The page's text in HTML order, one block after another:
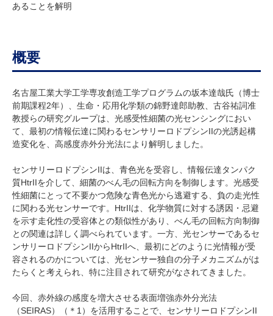
あることを解明
概要
名古屋工業大学工学専攻創造工学プログラムの坂本達哉氏（博士
前期課程2年）、生命・応用化学類の錦野達郎助教、古谷祐詞准
教授らの研究グループは、光感受性細菌の光センシングにおい
て、最初の情報伝達に関わるセンサリーロドプシンIIの光誘起構
造変化を、高感度赤外分光法により解明しました。
センサリーロドプシンIIは、青色光を受容し、情報伝達タンパク
質HtrIIを介して、細菌のべん毛の回転方向を制御します。光感受
性細菌にとって不要かつ危険な青色光から逃避する、負の走光性
に関わる光センサーです。HtrIIは、化学物質に対する誘因・忌避
を示す走化性の受容体との類似性があり、べん毛の回転方向制御
との関連は詳しく調べられています。一方、光センサーであるセ
ンサリーロドプシンIIからHtrIIへ、最初にどのように光情報が受
容されるのかについては、光センサー独自の分子メカニズムがは
たらくと考えられ、特に注目されて研究がなされてきました。
今回、赤外線の感度を増大させる表面増強赤外分光法
（SEIRAS）（＊1）を活用することで、センサリーロドプシンII